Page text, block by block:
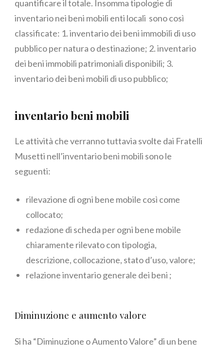
quantificare il totale. Insomma tipologie di
inventario nei beni mobili enti locali sono così
classificate: 1. inventario dei beni immobili di uso
pubblico per natura o destinazione; 2. inventario
dei beni immobili patrimoniali disponibili; 3.
inventario dei beni mobili di uso pubblico;
inventario beni mobili
Le attività che verranno tuttavia svolte dai Fratelli
Musetti nell’inventario beni mobili sono le
seguenti:
rilevazione di ogni bene mobile così come
collocato;
redazione di scheda per ogni bene mobile
chiaramente rilevato con tipologia,
descrizione, collocazione, stato d’uso, valore;
relazione inventario generale dei beni ;
Diminuzione e aumento valore
Si ha “Diminuzione o Aumento Valore” di un bene